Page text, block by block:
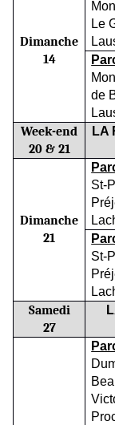
Dimanche
14
Le
de
Week-end
20 & 21
LA
Dimanche
21
St-
St-
Samedi
27